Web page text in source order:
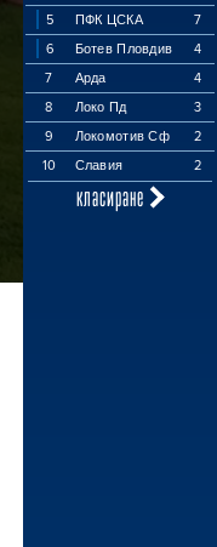
5
ПФК ЦСКА
7
6
Ботев Пловдив
4
7
Арда
4
8
Локо Пд
3
9
Локомотив Сф
2
10
Славия 2
класиране